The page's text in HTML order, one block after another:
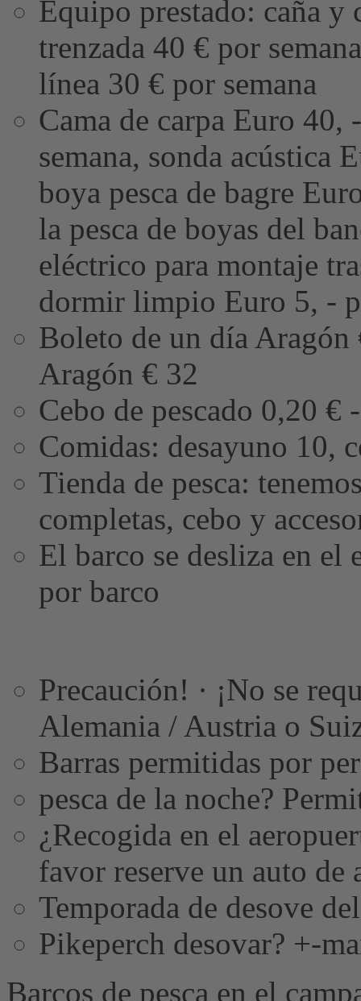
Equipo prestado: caña y
trenzada 40 € por
línea 30 € por semana
Cama de carpa Euro
semana, sonda acústica
boya pesca de bagre
la pesca de boyas del
eléctrico para montaje
dormir limpio Euro 5, -
Boleto de un día Aragón
Aragón € 32
Cebo de pescado 0,20
Comidas: desayuno 10,
Tienda de pesca:
completas, cebo y
El barco se desliza en
por barco
Precaución! · ¡No se
Alemania / Austria o
Barras permitidas por
pesca de la noche?
¿Recogida en el
favor reserve un auto de
Temporada de desove
Pikeperch desovar? +-
Barcos de pesca en el